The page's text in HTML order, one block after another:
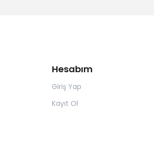
Hesabım
Giriş Yap
Kayıt Ol